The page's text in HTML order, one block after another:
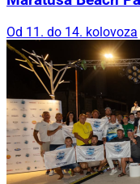
Od 11. do 14. kolovoza